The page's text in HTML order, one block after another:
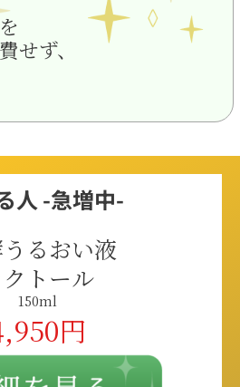
ず、
人 -急増中-
るおい液
クトール
150ml
円